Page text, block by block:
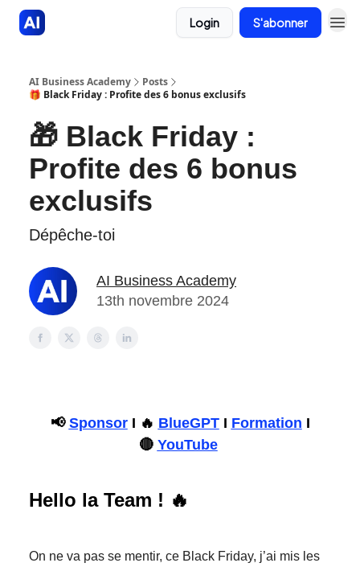
Login S'abonner
AI Business Academy
Posts
🎁 Black Friday : Profite des 6 bonus exclusifs
🎁 Black Friday :
Profite des 6 bonus
exclusifs
Dépêche-toi
AI Business Academy
13th novembre 2024
📢 SponsorI 🔥 BlueGPTI Formation I
🔴 YouTube
Hello la Team ! 🔥
On ne va pas se mentir, ce Black Friday, j’ai mis les